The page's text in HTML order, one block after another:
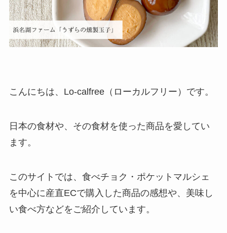
こんにちは、Lo-calfree（ローカルフリー）です。
日本の食材や、その食材を使った商品を愛してい
ます。
このサイトでは、食べチョク・ポケットマルシェ
を中心に産直ECで購入した商品の感想や、美味し
い食べ方などをご紹介しています。